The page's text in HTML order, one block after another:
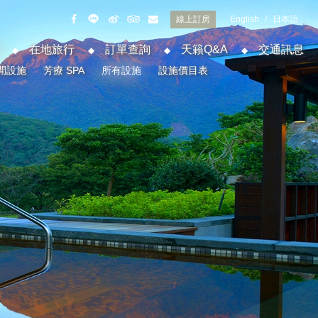
線上訂房 English / 日本語
設施 芳療 SPA 所有設施 設施價目表
在地旅行 訂單查詢 天籟Q&A 交通訊息